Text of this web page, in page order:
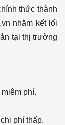
thức thành
nhằm kết lối
tại thị trường
phí.
phí thấp.